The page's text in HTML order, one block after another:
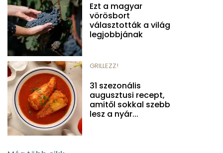
Ezt a magyar
vörösbort
választották a világ
legjobbjának
GRILLEZZ!
31 szezonális
augusztusi recept,
amitől sokkal szebb
lesz a nyár...